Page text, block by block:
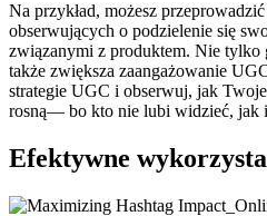
Na przykład, możesz
obserwujących o podzielenie się
związanymi z produktem. Nie tylko
także zwiększa zaangażowanie
strategie UGC i obserwuj, jak
rosną— bo kto nie lubi widzieć, jak
Efektywne